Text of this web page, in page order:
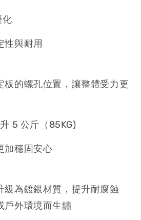
化
性與耐用
板的螺孔位置，讓整體受力更
5 公斤（85KG)
加穩固安心
級為鍍銀材質，提升耐腐蝕
戶外環境而生鏽